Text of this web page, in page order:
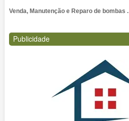
Venda, Manutenção e Reparo de bombas .
Publicidade